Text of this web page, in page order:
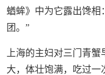
蝤蛑》中为它露出馋相
团。”
上海的主妇对三门青
大，体壮饱满，吃过一